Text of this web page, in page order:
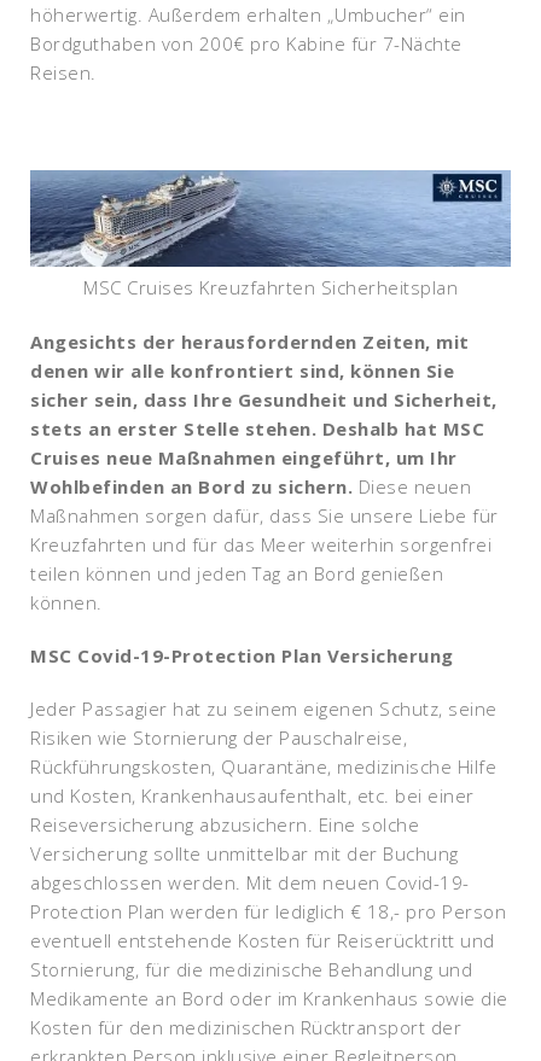
höherwertig. Außerdem erhalten „Umbucher“ ein
Bordguthaben von 200€ pro Kabine für 7-Nächte
Reisen.
MSC Cruises Kreuzfahrten Sicherheitsplan
Angesichts der herausfordernden Zeiten, mit
denen wir alle konfrontiert sind, können Sie
sicher sein, dass Ihre Gesundheit und Sicherheit,
stets an erster Stelle stehen. Deshalb hat MSC
Cruises neue Maßnahmen eingeführt, um Ihr
Wohlbefinden an Bord zu sichern. Diese neuen
Maßnahmen sorgen dafür, dass Sie unsere Liebe für
Kreuzfahrten und für das Meer weiterhin sorgenfrei
teilen können und jeden Tag an Bord genießen
können.
MSC Covid-19-Protection Plan Versicherung
Jeder Passagier hat zu seinem eigenen Schutz, seine
Risiken wie Stornierung der Pauschalreise,
Rückführungskosten, Quarantäne, medizinische Hilfe
und Kosten, Krankenhausaufenthalt, etc. bei einer
Reiseversicherung abzusichern. Eine solche
Versicherung sollte unmittelbar mit der Buchung
abgeschlossen werden. Mit dem neuen Covid-19-
Protection Plan werden für lediglich € 18,- pro Person
eventuell entstehende Kosten für Reiserücktritt und
Stornierung, für die medizinische Behandlung und
Medikamente an Bord oder im Krankenhaus sowie die
Kosten für den medizinischen Rücktransport der
erkrankten Person inklusive einer Begleitperson